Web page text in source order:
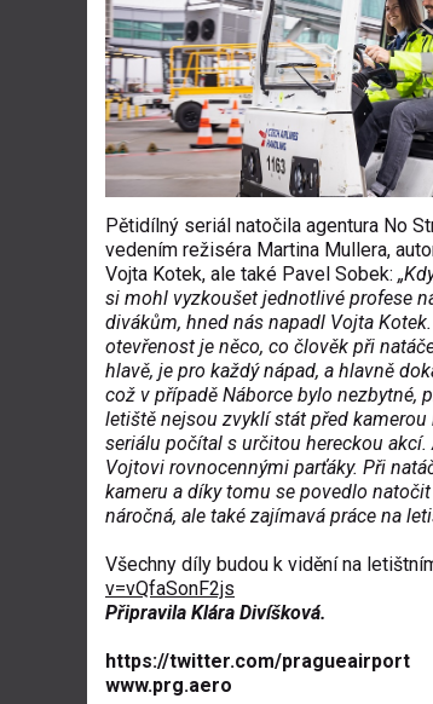
Pětidílný seriál natočila agentura No
vedením režiséra Martina Mullera,
Vojta Kotek, ale také Pavel Sobek:
si mohl vyzkoušet jednotlivé profese
divákům, hned nás napadl Vojta
otevřenost je něco, co člověk při
hlavě, je pro každý nápad, a hlavně
což v případě Náborce bylo nezbytné,
letiště nejsou zvyklí stát před kamerou
seriálu počítal s určitou hereckou
Vojtovi rovnocennými parťáky. Při
kameru a díky tomu se povedlo
náročná, ale také zajímavá práce na
Všechny díly budou k vidění na
v=vQfaSonF2js
Připravila Klára Divíšková.
https://twitter.com/pragueairport
www.prg.aero